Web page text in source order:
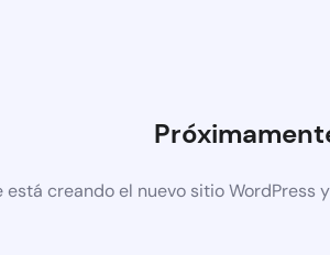
está creando el nuevo sitio WordPress